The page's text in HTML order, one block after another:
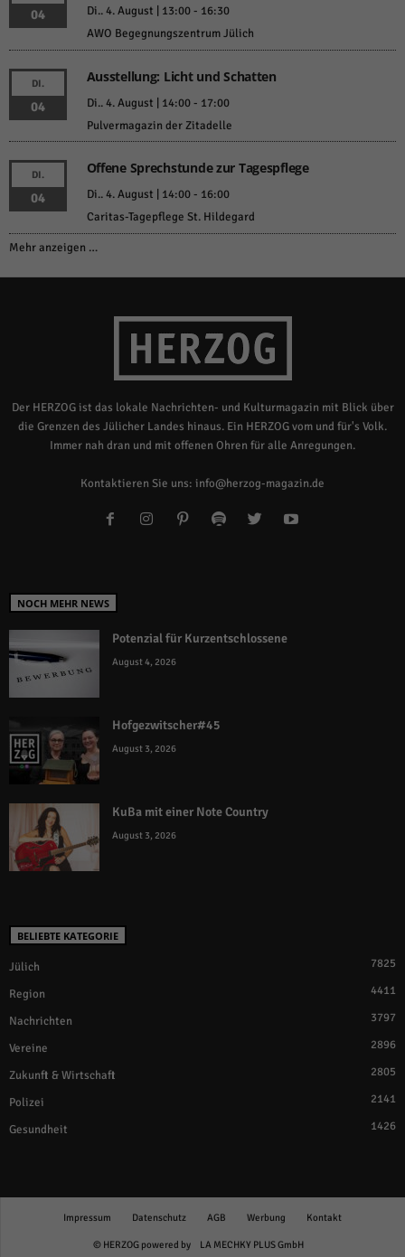
04 Di.. 4. August | 13:00- 16:30
AWO Begegnungszentrum Jülich
DI.
04
Ausstellung: Licht und Schatten
Di.. 4. August | 14:00- 17:00
Pulvermagazin der Zitadelle
DI.
04
Offene Sprechstunde zur Tagespflege
Di.. 4. August | 14:00- 16:00
Caritas-Tagepflege St. Hildegard
Mehr anzeigen …
Der HERZOG ist das lokale Nachrichten- und Kulturmagazin mit Blick über
die Grenzen des Jülicher Landes hinaus. Ein HERZOG vom und für's Volk.
Immer nah dran und mit offenen Ohren für alle Anregungen.
Kontaktieren Sie uns: info@herzog-magazin.de
NOCH MEHR NEWS
Potenzial für Kurzentschlossene
August 4, 2026
Hofgezwitscher#45
August 3, 2026
KuBa mit einer Note Country
August 3, 2026
BELIEBTE KATEGORIE
Jülich 7825
Region 4411
Nachrichten 3797
Vereine 2896
Zukunft & Wirtschaft 2805
Polizei 2141
Gesundheit 1426
Impressum Datenschutz AGB Werbung Kontakt
© HERZOG powered by LA MECHKY PLUS GmbH